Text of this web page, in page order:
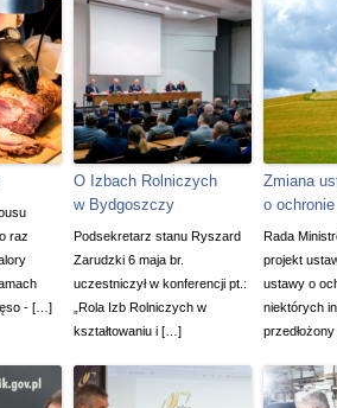
raz
- […]
O Izbach Rolniczych
w Bydgoszczy
Podsekretarz stanu Ryszard
Zarudzki 6 maja br.
uczestniczył w konferencji pt.:
„Rola Izb Rolniczych w
kształtowaniu i […]
Zmiana
o
Rada
projekt
ustawy o
niektórych